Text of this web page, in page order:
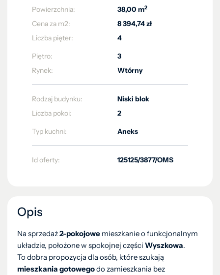
Powierzchnia:
38,00 m2
Cena za m2:
8 394,74 zł
Liczba pięter:
4
Piętro:
3
Rynek:
Wtórny
Rodzaj budynku:
Niski blok
Liczba pokoi:
2
Typ kuchni: Aneks
Id oferty: 125125/3877/OMS
Opis
Na sprzedaż2-pokojowe mieszkanie o funkcjonalnym
układzie, położone w spokojnej części Wyszkowa.
To dobra propozycja dla osób, które szukają
mieszkania gotowegodo zamieszkania bez